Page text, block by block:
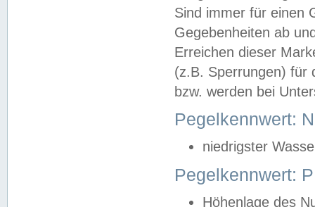
Sind immer für einen
Gegebenheiten ab
Erreichen dieser
(z.B. Sperrungen) für
bzw. werden bei
Pegelkennwert:
niedrigster
Pegelkennwert:
Höhenlage des